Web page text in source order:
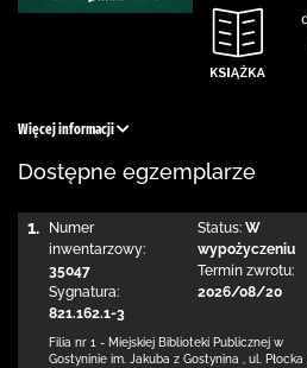
Więcej informacji
Dostępne egzemplarze
1.
Numer
inwentarzowy:
35047
Sygnatura:
821.162.1-3
Status: W
wypożyczeniu
Termin zwrotu:
2026/08/20
Filia nr 1 - Miejskiej Biblioteki Publicznej w
Gostyninie im. Jakuba z Gostynina
ul. Płocka